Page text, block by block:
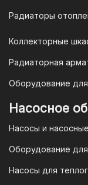
Гарантия
магазине
быть
в рамках
Радиаторы
Коллекторные
Радиаторная
Оборудование
Насосное
Насосы и
Оборудование
Насосы для